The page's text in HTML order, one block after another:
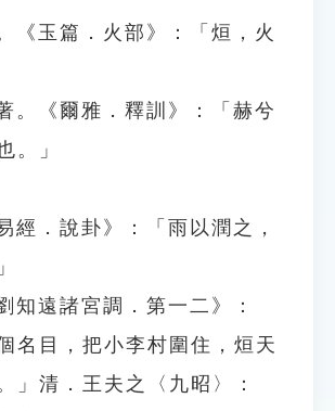
《玉篇．火部》：「烜，火
。《爾雅．釋訓》：「赫兮
。」
經．說卦》：「雨以潤之，
知遠諸宮調．第一二》：
名目，把小李村圍住，烜天
」清．王夫之〈九昭〉：